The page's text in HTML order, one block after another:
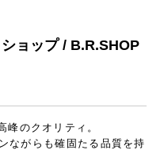
ョップ / B.R.SHOP
峰のクオリティ。
ながらも確固たる品質を持